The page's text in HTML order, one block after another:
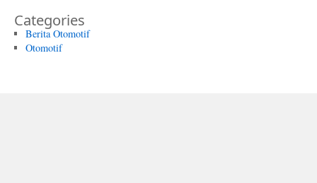
Categories
Berita Otomotif
Otomotif